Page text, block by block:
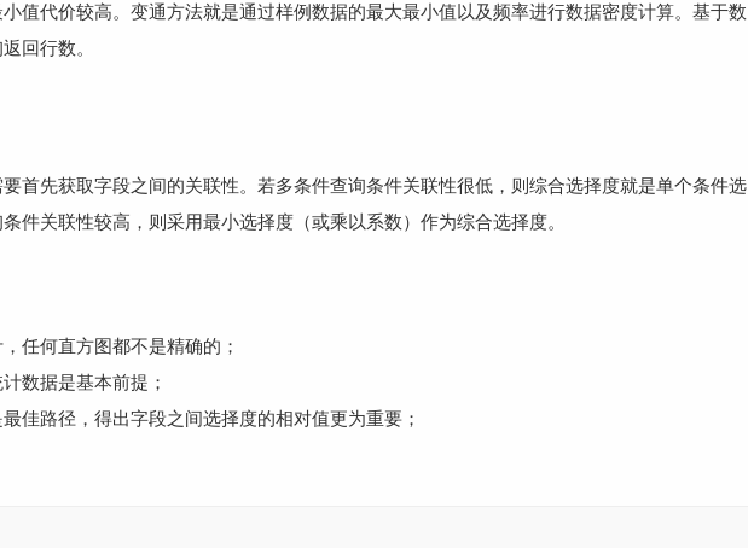
值代价较高。变通方法就是通过样例数据的最大最小值以及频率进行数据密度计算。基于数
回行数。
首先获取字段之间的关联性。若多条件查询条件关联性很低，则综合选择度就是单个条件选
件关联性较高，则采用最小选择度（或乘以系数）作为综合选择度。
任何直方图都不是精确的；
数据是基本前提；
佳路径，得出字段之间选择度的相对值更为重要；